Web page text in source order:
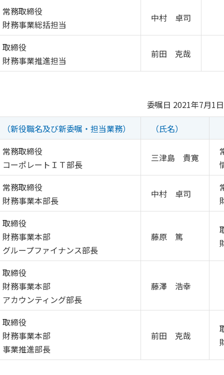
常務取締役
財務事業総括担当
中村 卓司
取締役
財務事業推進担当
前田 克哉
委嘱日 2021年7月1日
（新役職名及び新委嘱・担当業務）
（氏名）
常務取締役
コーポレートＩＴ部長
三津島 貴寛
常務取締役
財務事業本部長
中村 卓司
取締役
財務事業本部
グループファイナンス部長
藤原 篤
取締役
財務事業本部
アカウンティング部長
藤澤 浩幸
取締役
財務事業本部
事業推進部長
前田 克哉